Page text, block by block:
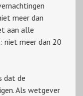
meer dan
aan alle
niet meer dan 20
dat de
Als wetgever